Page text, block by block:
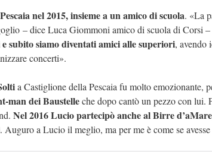
nel 2015, insieme a un amico di scuola. «La
– dice Luca Giommoni amico di scuola di Corsi –
subito siamo diventati amici alle superiori, avendo
concerti».
a Castiglione della Pescaia fu molto emozionante,
man dei Baustelleche dopo cantò un pezzo con lui.
Nel 2016 Lucio partecipò anche al Birre
. Auguro a Lucio il meglio, ma per me è come se